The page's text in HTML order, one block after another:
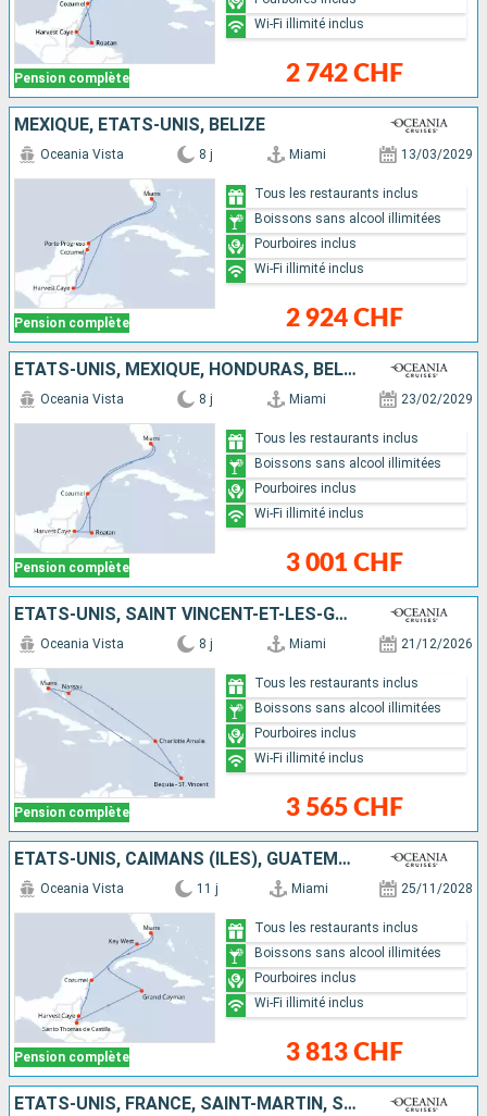
Pension complète 2 742 CHF
Wi-Fi illimité inclus
MEXIQUE, ÉTATS-UNIS, BELIZE
Pension complète
Oceania Vista 8 j Miami 13/03/2029
2 924 CHF
Tous les restaurants inclus
Boissons sans alcool illimitées
Pourboires inclus
Wi-Fi illimité inclus
ÉTATS-UNIS, MEXIQUE, HONDURAS, BELIZE
Pension complète
Oceania Vista 8 j Miami 23/02/2029
3 001 CHF
Tous les restaurants inclus
Boissons sans alcool illimitées
Pourboires inclus
Wi-Fi illimité inclus
ÉTATS-UNIS, SAINT VINCENT-ET-LES-GRENADINES, BAHAMAS
Pension complète
Oceania Vista 8 j Miami 21/12/2026
3 565 CHF
Tous les restaurants inclus
Boissons sans alcool illimitées
Pourboires inclus
Wi-Fi illimité inclus
ÉTATS-UNIS, CAÏMANS (ÎLES), GUATEMALA, BELIZE, MEXIQUE
Pension complète
Oceania Vista 11 j Miami 25/11/2028
3 813 CHF
Tous les restaurants inclus
Boissons sans alcool illimitées
Pourboires inclus
Wi-Fi illimité inclus
ÉTATS-UNIS, FRANCE, SAINT-MARTIN, SAINT VINCENT-ET-LES-GRENADINES